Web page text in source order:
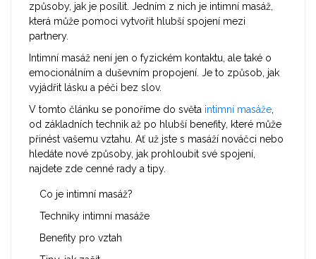
způsoby, jak je posílit. Jedním z nich je intimní masáž,
která může pomoci vytvořit hlubší spojení mezi
partnery.
Intimní masáž není jen o fyzickém kontaktu, ale také o
emocionálním a duševním propojení. Je to způsob, jak
vyjádřit lásku a péči bez slov.
V tomto článku se ponoříme do světa intimní masáže
od základních technik až po hlubší benefity, které může
přinést vašemu vztahu. Ať už jste s masáží nováčci nebo
hledáte nové způsoby, jak prohloubit své spojení,
najdete zde cenné rady a tipy.
Co je intimní masáž?
Techniky intimní masáže
Benefity pro vztah